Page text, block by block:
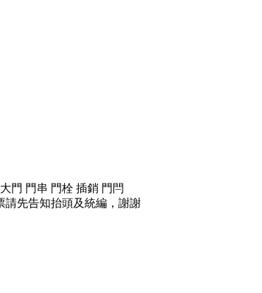
門 門串 門栓 插銷 門閂
請先告知抬頭及統編，謝謝